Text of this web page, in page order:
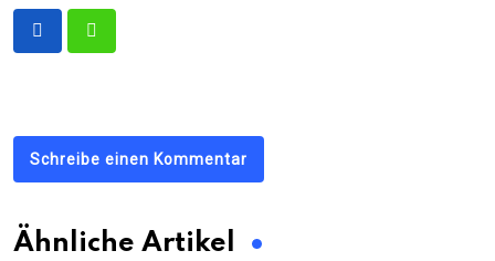
Schreibe einen Kommentar
Ähnliche Artikel